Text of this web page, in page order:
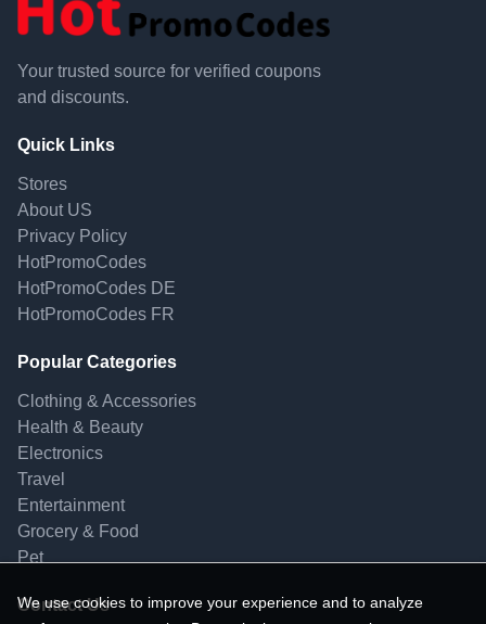
Your trusted source for verified coupons
and discounts.
Quick Links
Stores
About US
Privacy Policy
HotPromoCodes
HotPromoCodes DE
HotPromoCodes FR
Popular Categories
Clothing & Accessories
Health & Beauty
Electronics
Travel
Entertainment
Grocery & Food
Pet
Contact Us
We use cookies to improve your experience and to analyze